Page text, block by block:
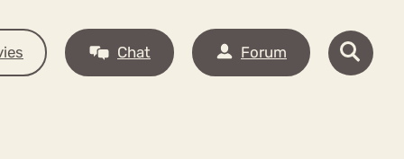
Chat Forum